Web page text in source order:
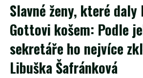
Slavné ženy, které daly
Gottovi košem: Podle
sekretáře ho nejvíce
Libuška Šafránková